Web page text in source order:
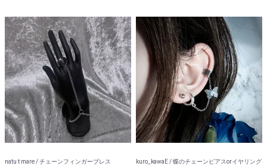
natu t mare / チェーンフィンガーブレス
kuro_kawaE / 蝶のチェーンピアスorイヤリング